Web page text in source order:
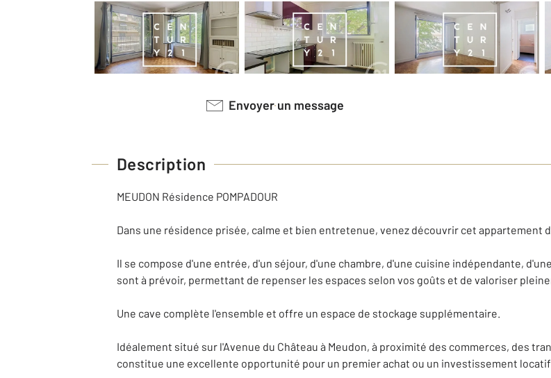
Envoyer un message
Description
MEUDON Résidence POMPADOUR
Dans une résidence prisée, calme et bien entretenue, venez découvrir cet
Il se compose d'une entrée, d'un séjour, d'une chambre, d'une cuisine indépendante,
sont à prévoir, permettant de repenser les espaces selon vos goûts et de valoriser
Une cave complète l'ensemble et offre un espace de stockage supplémentaire.
Idéalement situé sur l'Avenue du Château à Meudon, à proximité des commerces, des
constitue une excellente opportunité pour un premier achat ou un investissement